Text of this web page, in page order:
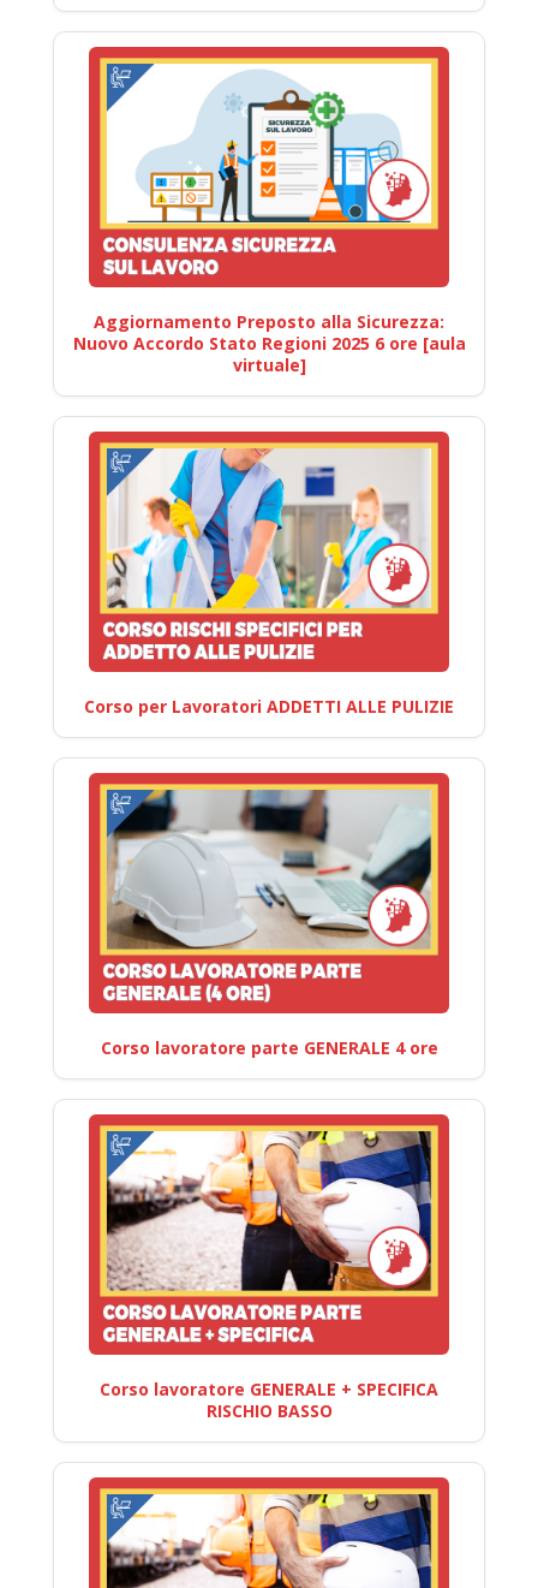
Aggiornamento Preposto alla Sicurezza:
Nuovo Accordo Stato Regioni 2025 6 ore [aula
virtuale]
Corso per Lavoratori ADDETTI ALLE PULIZIE
Corso lavoratore parte GENERALE 4 ore
Corso lavoratore GENERALE + SPECIFICA
RISCHIO BASSO